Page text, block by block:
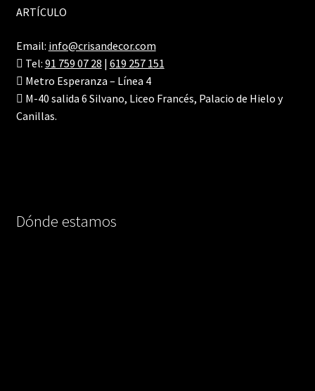
ARTÍCULO
Email: info@crisandecor.com
Tel: 91 759 07 28 | 619 257 151
Metro Esperanza – Línea 4
M-40 salida 6 Silvano, Liceo Francés, Palacio de Hielo y
Canillas.
Dónde estamos